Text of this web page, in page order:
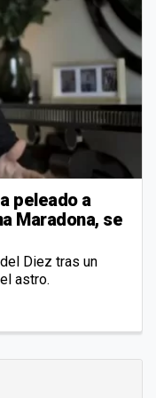
peleado a
Maradona, se
Diez tras un
astro.